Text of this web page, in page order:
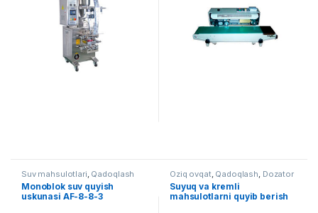
Suv mahsulotlari Qadoqlash
Monoblok suv quyish
uskunasi AF-8-8-3
Oziq ovqat, Qadoqlash Dozator
Suyuq va kremli
mahsulotlarni quyib berish